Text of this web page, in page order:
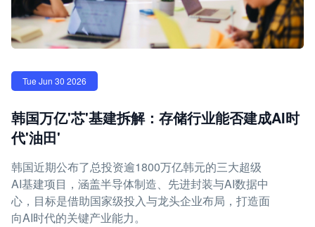
Tue Jun 30 2026
韩国万亿'芯'基建拆解：存储行业能否建成AI时
代'油田'
韩国近期公布了总投资逾1800万亿韩元的三大超级
AI基建项目，涵盖半导体制造、先进封装与AI数据中
心，目标是借助国家级投入与龙头企业布局，打造面
向AI时代的关键产业能力。